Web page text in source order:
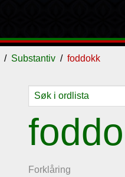
Substantiv foddokk
Forklåring